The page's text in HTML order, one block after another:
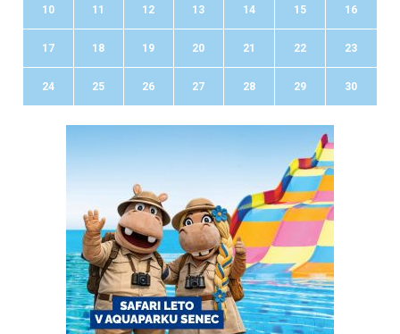
10 11 12 13 14 15 16
17 18 19 20 21 22 23
24 25 26 27 28 29 30